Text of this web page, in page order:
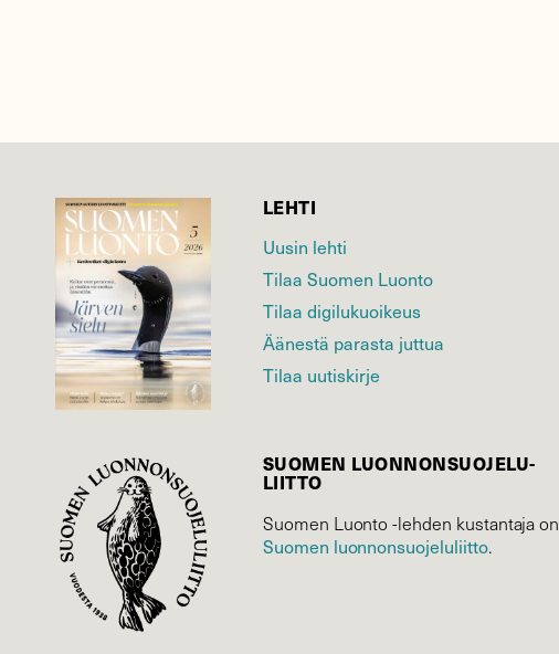
LEHTI
Uusin lehti
Tilaa Suomen Luonto
Tilaa digilukuoikeus
Äänestä parasta juttua
Tilaa uutiskirje
SUOMEN LUONNON­SUOJELU­
LIITTO
Suomen Luonto -lehden kustantaja on
Suomen luonnonsuojelu­liitto.